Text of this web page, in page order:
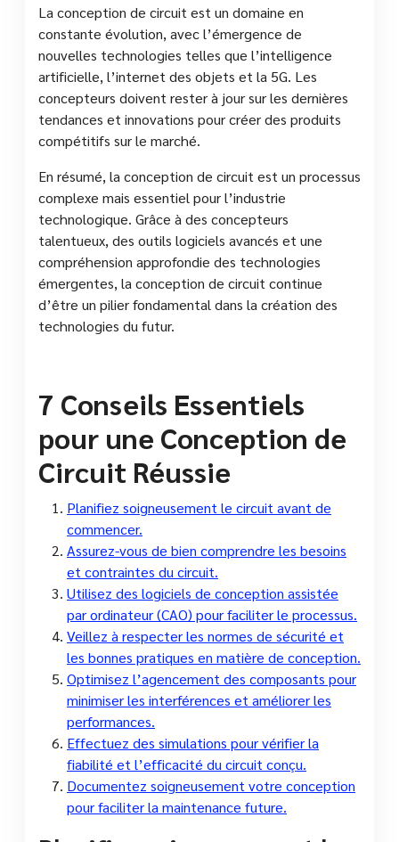
La conception de circuit est un domaine en
constante évolution, avec l’émergence de
nouvelles technologies telles que l’intelligence
artificielle, l’internet des objets et la 5G. Les
concepteurs doivent rester à jour sur les dernières
tendances et innovations pour créer des produits
compétitifs sur le marché.
En résumé, la conception de circuit est un processus
complexe mais essentiel pour l’industrie
technologique. Grâce à des concepteurs
talentueux, des outils logiciels avancés et une
compréhension approfondie des technologies
émergentes, la conception de circuit continue
d’être un pilier fondamental dans la création des
technologies du futur.
7 Conseils Essentiels
pour une Conception de
Circuit Réussie
Planifiez soigneusement le circuit avant de
commencer.
Assurez-vous de bien comprendre les besoins
et contraintes du circuit.
Utilisez des logiciels de conception assistée
par ordinateur (CAO) pour faciliter le processus.
Veillez à respecter les normes de sécurité et
les bonnes pratiques en matière de conception.
Optimisez l’agencement des composants pour
minimiser les interférences et améliorer les
performances.
Effectuez des simulations pour vérifier la
fiabilité et l’efficacité du circuit conçu.
Documentez soigneusement votre conception
pour faciliter la maintenance future.